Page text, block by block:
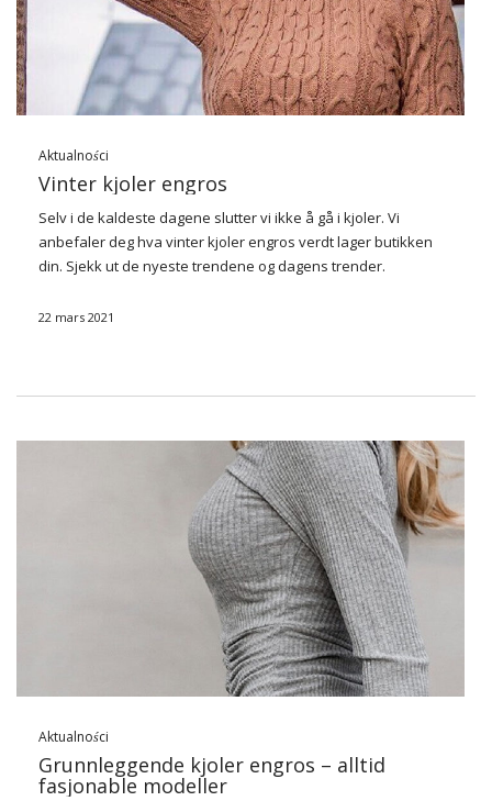
Aktualności
Vinter kjoler engros
Selv i de kaldeste dagene slutter vi ikke å gå i kjoler. Vi
anbefaler deg hva vinter kjoler engros verdtlager butikken
din. Sjekk ut de nyeste trendene og dagens trender.
22 mars 2021
Aktualności
Grunnleggende kjoler engros – alltid
fasjonable modeller